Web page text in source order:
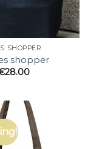
SHOPPER
shopper
28.00